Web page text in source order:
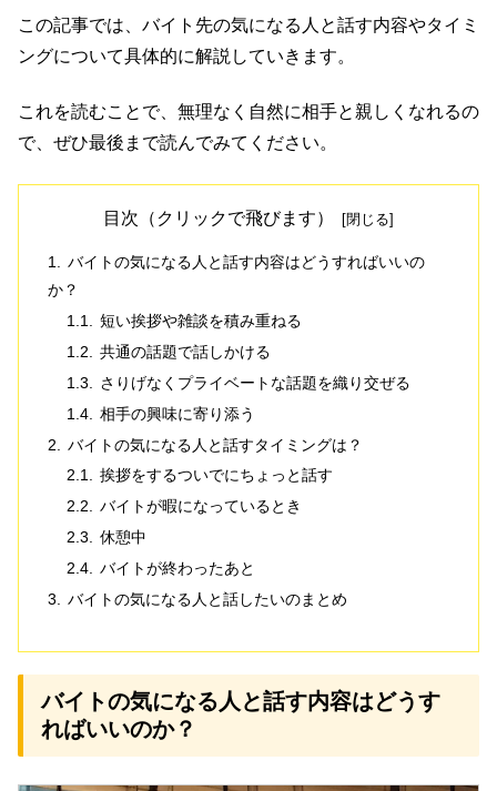
この記事では、バイト先の気になる人と話す内容やタイミ
ングについて具体的に解説していきます。
これを読むことで、無理なく自然に相手と親しくなれるの
で、ぜひ最後まで読んでみてください。
目次（クリックで飛びます）
バイトの気になる人と話す内容はどうすればいいの
か？
短い挨拶や雑談を積み重ねる
共通の話題で話しかける
さりげなくプライベートな話題を織り交ぜる
相手の興味に寄り添う
バイトの気になる人と話すタイミングは？
挨拶をするついでにちょっと話す
バイトが暇になっているとき
休憩中
バイトが終わったあと
バイトの気になる人と話したいのまとめ
バイトの気になる人と話す内容はどうす
ればいいのか？